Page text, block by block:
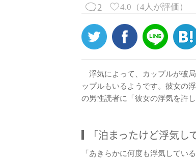
2 4.0 （4 人が評価）
浮気によって、カップルが破
ップルもいるようです。彼女の
の男性読者に「彼女の浮気を許
「泊まったけど浮気
「あきらかに何度も浮気してい